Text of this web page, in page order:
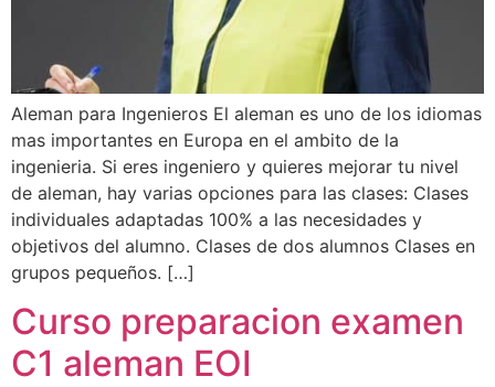
Aleman para Ingenieros El aleman es uno de los idiomas
mas importantes en Europa en el ambito de la
ingenieria. Si eres ingeniero y quieres mejorar tu nivel
de aleman, hay varias opciones para las clases: Clases
individuales adaptadas 100% a las necesidades y
objetivos del alumno. Clases de dos alumnos Clases en
grupos pequeños. […]
Curso preparacion examen
C1 aleman EOI